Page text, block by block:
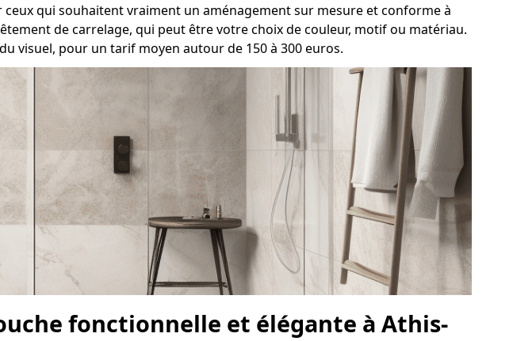
qui souhaitent vraiment un aménagement sur mesure et conforme à
de carrelage, qui peut être votre choix de couleur, motif ou matériau.
visuel, pour un tarif moyen autour de 150 à 300 euros.
fonctionnelle et élégante à Athis-